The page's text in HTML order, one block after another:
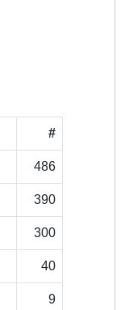
#
486
390
300
40
9